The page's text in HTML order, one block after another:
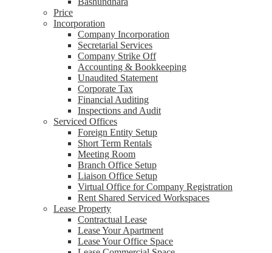
Price
Incorporation
Company Incorporation
Secretarial Services
Company Strike Off
Accounting & Bookkeeping
Unaudited Statement
Corporate Tax
Financial Auditing
Inspections and Audit
Serviced Offices
Foreign Entity Setup
Short Term Rentals
Meeting Room
Branch Office Setup
Liaison Office Setup
Virtual Office for Company Registration
Rent Shared Serviced Workspaces
Lease Property
Contractual Lease
Lease Your Apartment
Lease Your Office Space